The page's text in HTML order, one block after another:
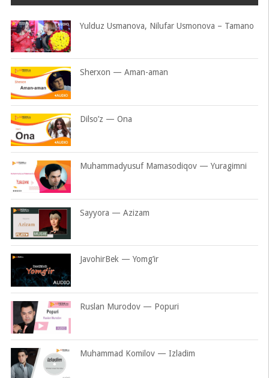
Yulduz Usmanova, Nilufar Usmonova – Tamano
Sherxon — Aman-aman
Dilso’z — Ona
Muhammadyusuf Mamasodiqov — Yuragimni
Sayyora — Azizam
JavohirBek — Yomg’ir
Ruslan Murodov — Popuri
Muhammad Komilov — Izladim